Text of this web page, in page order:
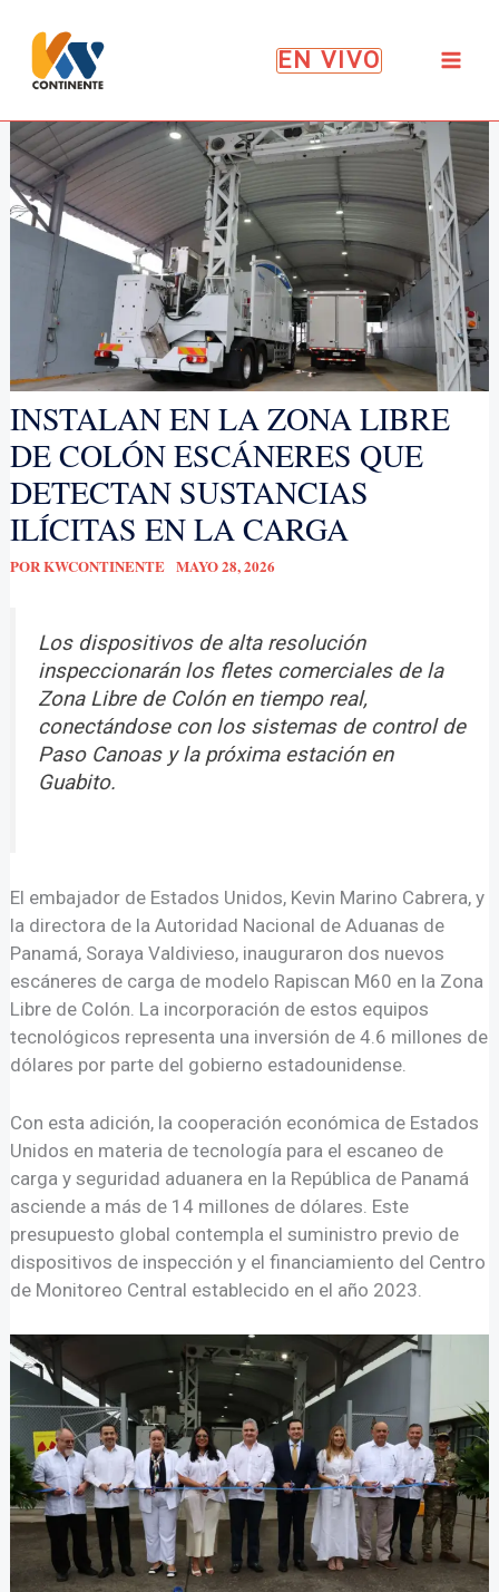
contenido
EN VIVO
INSTALAN EN LA ZONA LIBRE
DE COLÓN ESCÁNERES QUE
DETECTAN SUSTANCIAS
ILÍCITAS EN LA CARGA
PORKWCONTINENTE MAYO 28, 2026
Los dispositivos de alta resolución
inspeccionarán los fletes comerciales de la
Zona Libre de Colón en tiempo real,
conectándose con los sistemas de control de
Paso Canoas y la próxima estación en
Guabito.
El embajador de Estados Unidos, Kevin Marino Cabrera, y
la directora de la Autoridad Nacional de Aduanas de
Panamá, Soraya Valdivieso, inauguraron dos nuevos
escáneres de carga de modelo Rapiscan M60 en la Zona
Libre de Colón. La incorporación de estos equipos
tecnológicos representa una inversión de 4.6 millones de
dólares por parte del gobierno estadounidense.
Con esta adición, la cooperación económica de Estados
Unidos en materia de tecnología para el escaneo de
carga y seguridad aduanera en la República de Panamá
asciende a más de 14 millones de dólares. Este
presupuesto global contempla el suministro previo de
dispositivos de inspección y el financiamiento del Centro
de Monitoreo Central establecido en el año 2023.